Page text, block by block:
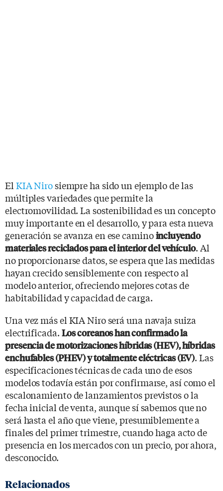
El KIA Nirosiempre ha sido un ejemplo de las
múltiples variedades que permite la
electromovilidad. La sostenibilidad es un concepto
muy importante en el desarrollo, y para esta nueva
generación se avanza en ese caminoincluyendo
materiales reciclados para el interior del vehículo. Al
no proporcionarse datos, se espera que las medidas
hayan crecido sensiblemente con respecto al
modelo anterior, ofreciendo mejores cotas de
habitabilidad y capacidad de carga.
Una vez más el KIA Niro será una navaja suiza
electrificada. Los coreanos han confirmado la
presencia de motorizaciones híbridas (HEV), híbridas
enchufables (PHEV) y totalmente eléctricas (EV). Las
especificaciones técnicas de cada uno de esos
modelos todavía están por confirmarse, así como el
escalonamiento de lanzamientos previstos o la
fecha inicial de venta, aunque sí sabemos que no
será hasta el año que viene, presumiblemente a
finales del primer trimestre, cuando haga acto de
presencia en los mercados con un precio, por ahora,
desconocido.